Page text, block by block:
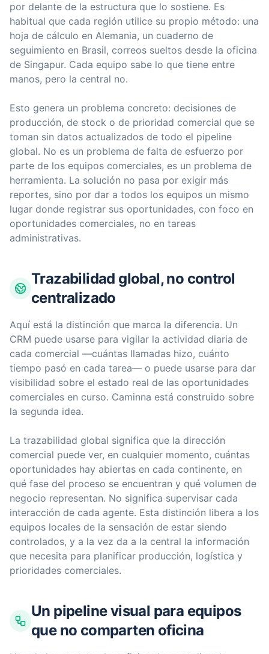
por delante de la estructura que lo sostiene. Es
habitual que cada región utilice su propio método: una
hoja de cálculo en Alemania, un cuaderno de
seguimiento en Brasil, correos sueltos desde la oficina
de Singapur. Cada equipo sabe lo que tiene entre
manos, pero la central no.
Esto genera un problema concreto: decisiones de
producción, de stock o de prioridad comercial que se
toman sin datos actualizados de todo el pipeline
global. No es un problema de falta de esfuerzo por
parte de los equipos comerciales, es un problema de
herramienta. La solución no pasa por exigir más
reportes, sino por dar a todos los equipos un mismo
lugar donde registrar sus oportunidades, con foco en
oportunidades comerciales, no en tareas
administrativas.
Trazabilidad global, no control
centralizado
Aquí está la distinción que marca la diferencia. Un
CRM puede usarse para vigilar la actividad diaria de
cada comercial —cuántas llamadas hizo, cuánto
tiempo pasó en cada tarea— o puede usarse para dar
visibilidad sobre el estado real de las oportunidades
comerciales en curso. Caminna está construido sobre
la segunda idea.
La trazabilidad global significa que la dirección
comercial puede ver, en cualquier momento, cuántas
oportunidades hay abiertas en cada continente, en
qué fase del proceso se encuentran y qué volumen de
negocio representan. No significa supervisar cada
interacción de cada agente. Esta distinción libera a los
equipos locales de la sensación de estar siendo
controlados, y a la vez da a la central la información
que necesita para planificar producción, logística y
prioridades comerciales.
Un pipeline visual para equipos
que no comparten oficina